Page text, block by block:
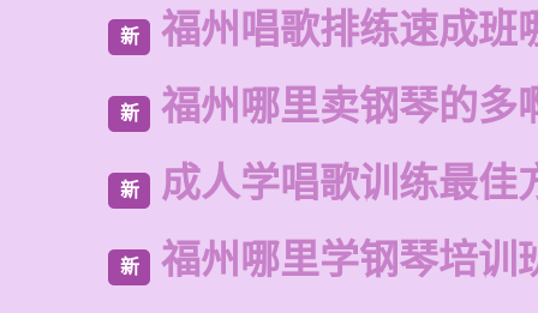
新 福州唱歌排练速成班
新 福州哪里卖钢琴的多
新 成人学唱歌训练最佳
新 福州哪里学钢琴培训